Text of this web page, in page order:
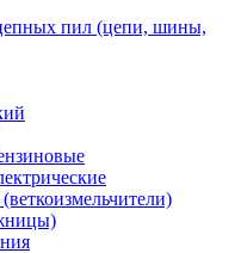
пил (цепи, шины,